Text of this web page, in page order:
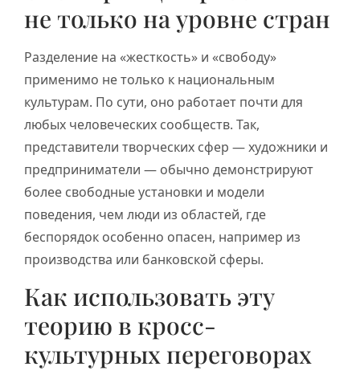
не только на уровне стран
Разделение на «жесткость» и «свободу»
применимо не только к национальным
культурам. По сути, оно работает почти для
любых человеческих сообществ. Так,
представители творческих сфер — художники и
предприниматели — обычно демонстрируют
более свободные установки и модели
поведения, чем люди из областей, где
беспорядок особенно опасен, например из
производства или банковской сферы.
Как использовать эту
теорию в кросс-
культурных переговорах